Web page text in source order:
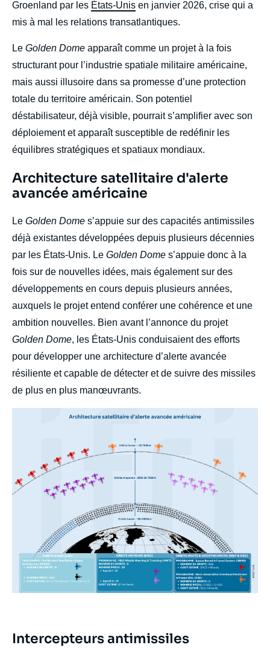
Groenland par les États-Unis en janvier 2026, crise qui a
mis à mal les relations transatlantiques.
Le Golden Dome apparaît comme un projet à la fois
structurant pour l’industrie spatiale militaire américaine,
mais aussi illusoire dans sa promesse d’une protection
totale du territoire américain. Son potentiel
déstabilisateur, déjà visible, pourrait s’amplifier avec son
déploiement et apparaît susceptible de redéfinir les
équilibres stratégiques et spatiaux mondiaux.
Titre
Edito
Architecture satellitaire d'alerte
avancée américaine
body
Le Golden Dome s’appuie sur des capacités antimissiles
déjà existantes développées depuis plusieurs décennies
par les États-Unis. Le Golden Dome s’appuie donc à la
fois sur de nouvelles idées, mais également sur des
développements en cours depuis plusieurs années,
auxquels le projet entend conférer une cohérence et une
ambition nouvelles. Bien avant l’annonce du projet
Golden Dome, les États-Unis conduisaient des efforts
pour développer une architecture d’alerte avancée
résiliente et capable de détecter et de suivre des missiles
de plus en plus manœuvrants.
Titre
Intercepteurs antimissiles